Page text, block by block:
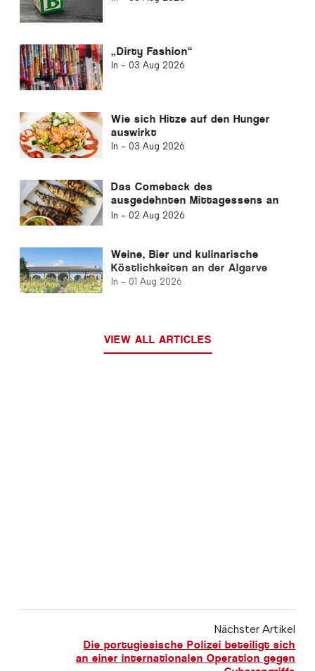
„Dirty Fashion“
In - 03 Aug 2026
Wie sich Hitze auf den Hunger
auswirkt
In - 03 Aug 2026
Das Comeback des
ausgedehnten Mittagessens an
der Algarve
In - 02 Aug 2026
Weine, Bier und kulinarische
Köstlichkeiten an der Algarve
In - 01 Aug 2026
VIEW ALL ARTICLES
Nächster Artikel
Die portugiesische Polizei beteiligt sich
an einer internationalen Operation gegen